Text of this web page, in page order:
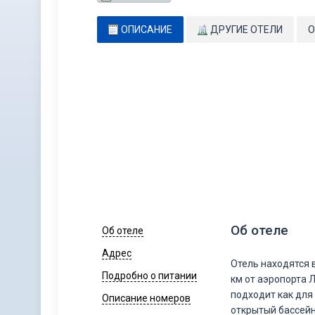
ОПИСАНИЕ ДРУГИЕ ОТЕЛИ
Об отеле
Адрес
Подробно о питании
Описание номеров
Об отеле
Отель находятся
км от аэропорта
подходит как
открытый